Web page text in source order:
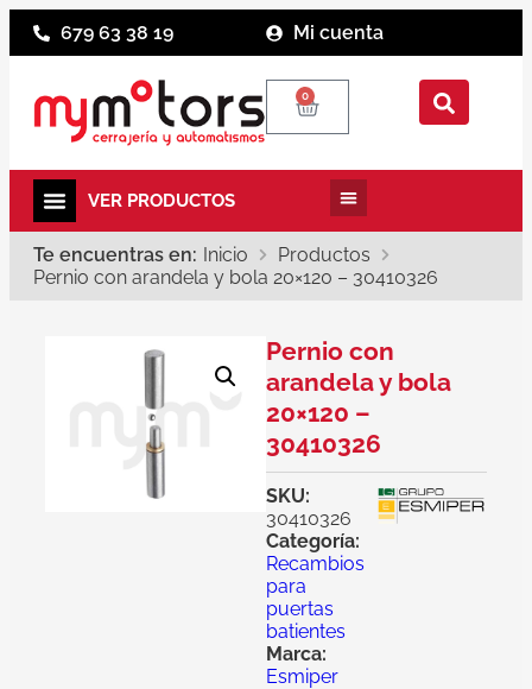
679 63 38 19 Mi cuenta
0
Te encuentras en: Inicio
Productos
Pernio con arandela y bola 20×120 – 30410326
Pernio con
arandela y bola
20×120 –
30410326
SKU:
30410326
Categoría:
Recambios
para
puertas
batientes
Marca:
Esmiper